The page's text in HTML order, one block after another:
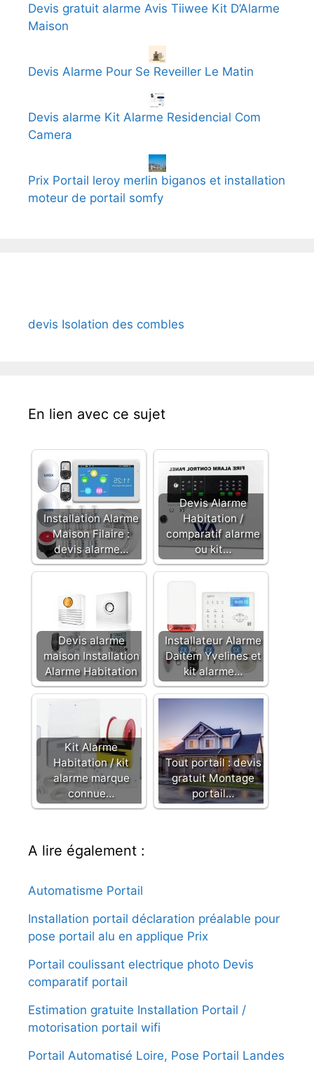
Devis gratuit alarme Avis Tiiwee Kit D’Alarme
Maison
Devis Alarme Pour Se Reveiller Le Matin
Devis alarme Kit Alarme Residencial Com
Camera
Prix Portail leroy merlin biganos et installation
moteur de portail somfy
devis Isolation des combles
En lien avec ce sujet
Installation Alarme
Maison Filaire :
devis alarme…
Devis Alarme
Habitation /
comparatif alarme
ou kit…
Devis alarme
maison Installation
Alarme Habitation
Installateur Alarme
Daitem Yvelines et
kit alarme…
Kit Alarme
Habitation / kit
alarme marque
connue…
Tout portail : devis
gratuit Montage
portail…
A lire également :
Automatisme Portail
Installation portail déclaration préalable pour
pose portail alu en applique Prix
Portail coulissant electrique photo Devis
comparatif portail
Estimation gratuite Installation Portail /
motorisation portail wifi
Portail Automatisé Loire, Pose Portail Landes